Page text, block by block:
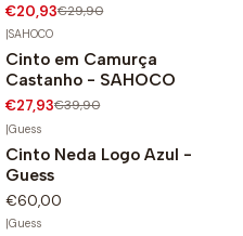
€20,93€29,90
-30%
|SAHOCO
Cinto em Camurça
Castanho - SAHOCO
€27,93€39,90
|Guess
Cinto Neda Logo Azul -
Guess
€60,00
|Guess